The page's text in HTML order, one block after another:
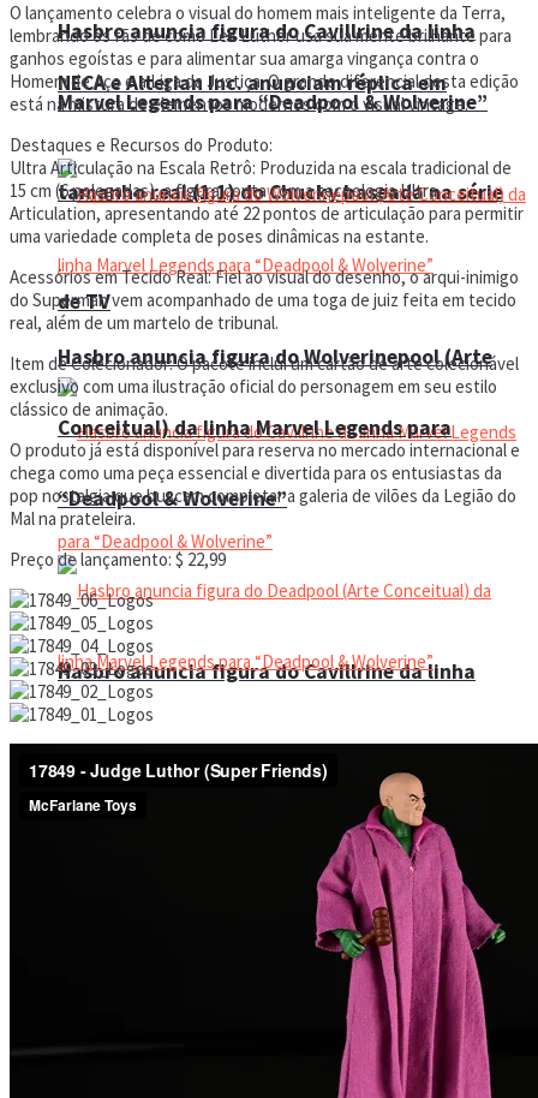
NECA e Alterian Inc. anunciam réplica em
tamanho real (1:1) do Chucky baseada na série
de TV
Hasbro anuncia figura do Cavillrine da linha
Marvel Legends para “Deadpool & Wolverine”
Hasbro anuncia figura do Cavillrine da linha
Marvel Legends para “Deadpool & Wolverine”
Hasbro anuncia figura do Wolverinepool (Arte
Conceitual) da linha Marvel Legends para
“Deadpool & Wolverine”
Conceitual) da linha Marvel Legends para
O lançamento celebra o visual do homem mais inteligente da Terra,
lembrando os fãs de como Lex Luthor usa sua mente brilhante para
ganhos egoístas e para alimentar sua amarga vingança contra o
Homem de Aço e a Liga da Justiça. O grande diferencial desta edição
está na mistura de elementos modernos com o visual vintage.
Destaques e Recursos do Produto:
Ultra Articulação na Escala Retrô: Produzida na escala tradicional de
15 cm (6 polegadas), a figura conta com a tecnologia Ultra
Articulation, apresentando até 22 pontos de articulação para permitir
uma variedade completa de poses dinâmicas na estante.
Acessórios em Tecido Real: Fiel ao visual do desenho, o arqui-inimigo
do Superman vem acompanhado de uma toga de juiz feita em tecido
real, além de um martelo de tribunal.
Item de Colecionador: O pacote inclui um cartão de arte colecionável
exclusivo com uma ilustração oficial do personagem em seu estilo
clássico de animação.
O produto já está disponível para reserva no mercado internacional e
chega como uma peça essencial e divertida para os entusiastas da
pop nostalgia que buscam completar a galeria de vilões da Legião do
Mal na prateleira.
Preço de lançamento: $ 22,99